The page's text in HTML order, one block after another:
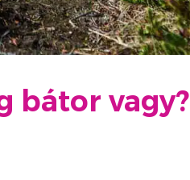
bátor vagy?